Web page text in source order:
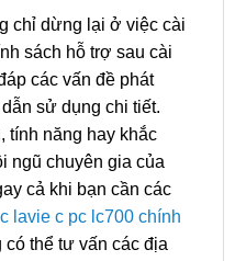
chỉ dừng lại ở việc cài
sách hỗ trợ sau cài
các vấn đề phát
sử dụng chi tiết.
tính năng hay khắc
ngũ chuyên gia của
cả khi bạn cần các
lavie c pc lc700 chính
có thể tư vấn các địa